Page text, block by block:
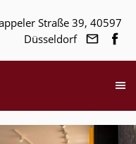
Straße 39, 40597
Düsseldorf